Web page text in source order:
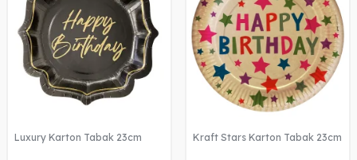
Luxury Karton Tabak 23cm Kraft Stars Karton Tabak 23cm